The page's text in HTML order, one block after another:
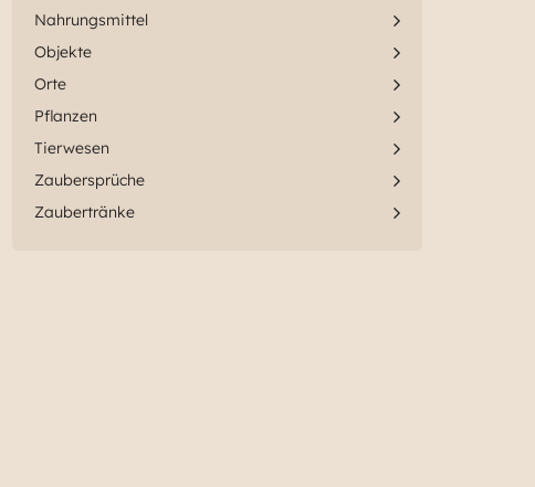
Nahrungsmittel
Objekte
Orte
Pflanzen
Tierwesen
Zaubersprüche
Zaubertränke